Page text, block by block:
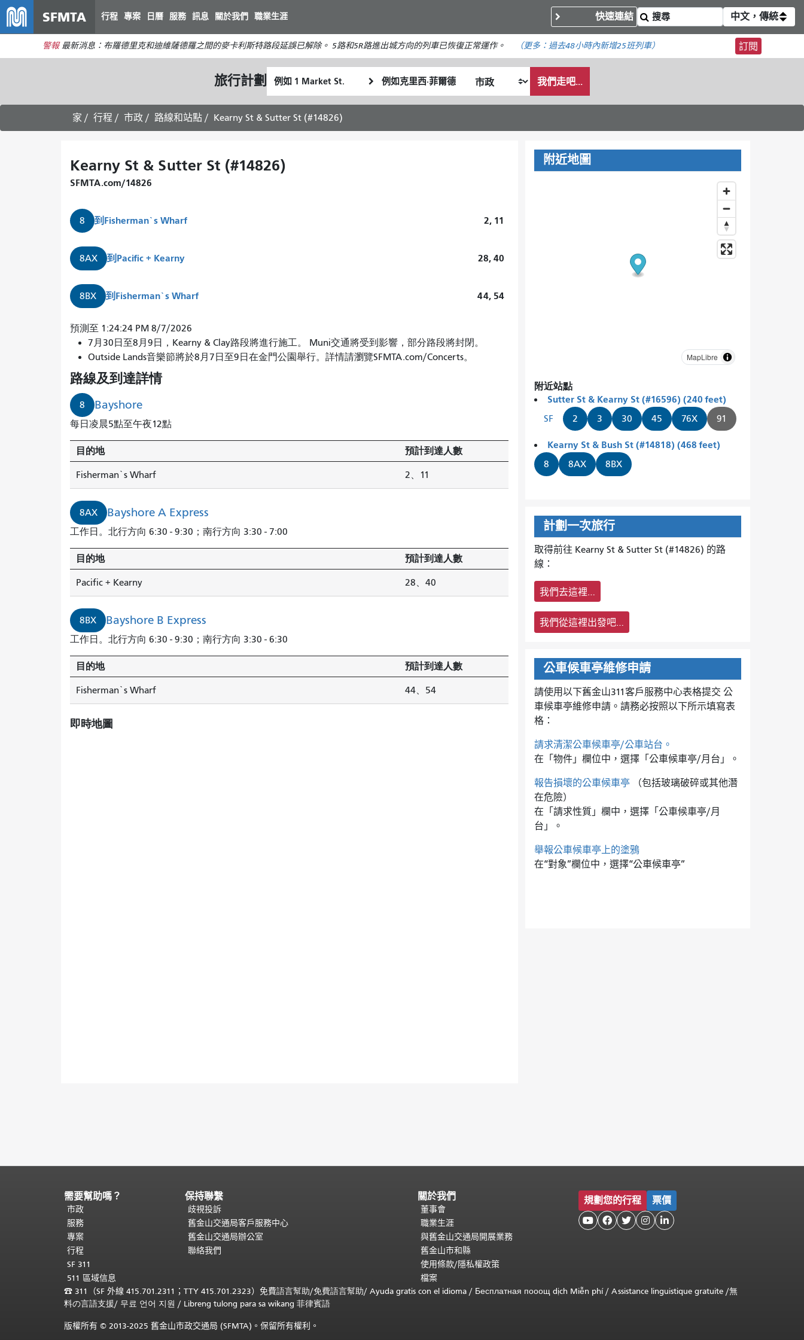
主
要
內
容
SFMTA 行程 專案 日曆 服務 訊息 關於我們 職業生涯 快速連結 中文，傳統
警報 最新消息：布羅德里克和迪維薩德羅之間的麥卡利斯特路段延誤已解除。 5路和5R路進出城方向的列車已恢復正常運作。 （更多： 過去48小時內新增25班列車） 訂閱
旅行計劃
起
始
位
置
終
點
位
我
希
的
我們走吧...
家 行程 市政 路線和站點 Kearny St & Sutter St (#14826)
Kearny St & Sutter St (#14826)
SFMTA.com/14826
8 到 Fisherman`s Wharf 2, 11
8AX 到 Pacific + Kearny 28, 40
8BX 到 Fisherman`s Wharf 44, 54
8
號
海
濱
巴
士
將
在
2
分
鐘
後
到
達。
預測至 1:24:24 PM 8/7/2026
7月30日至8月9日，Kearny & Clay路段將進行施工。 Muni交通將受到影響，部分路段將封閉。
Outside Lands音樂節將於8月7日至9日在金門公園舉行。詳情請瀏覽SFMTA.com/Concerts。
路線及到達詳情
8 Bayshore
每日凌晨5點至午夜12點
目的地 預計到達人數
Fisherman`s Wharf 2、11
8AX Bayshore A Express
工作日。北行方向 6:30 - 9:30；南行方向 3:30 - 7:00
目的地 預計到達人數
Pacific + Kearny 28、40
8BX Bayshore B Express
工作日。北行方向 6:30 - 9:30；南行方向 3:30 - 6:30
目的地 預計到達人數
Fisherman`s Wharf 44、54
即時地圖
附近地圖
MapLibre
附近站點
Sutter St & Kearny St (#16596) (240 feet)
SF 2 3 30 45 76X 91
Kearny St & Bush St (#14818) (468 feet)
8 8AX 8BX
計劃一次旅行
取得前往 Kearny St & Sutter St (#14826) 的路
線：
我們去這裡…
我們從這裡出發吧…
公車候車亭維修申請
請使用以下舊金山311客戶服務中心表格提交 公
車候車亭維修申請。請務必按照以下所示填寫表
格：
請求清潔公車候車亭/公車站台。
在「物件」欄位中，選擇「公車候車亭/月台」。
報告損壞的公車候車亭 （包括玻璃破碎或其他潛
在危險）
在「請求性質」欄中，選擇「公車候車亭/月
台」。
舉報公車候車亭上的塗鴉
在“對象”欄位中，選擇“公車候車亭”
頁
面
內
容
結
束。本
餘
內
容
需要幫助嗎？
市政
服務
專案
行程
SF 311
511 區域信息
保持聯繫
歧視投訴
舊金山交通局客戶服務中心
舊金山交通局辦公室
聯絡我們
關於我們
董事會
職業生涯
與舊金山交通局開展業務
舊金山市和縣
使用條款/隱私權政策
檔案
規劃您的行程 票價
    
☎ 311（SF 外線 415.701.2311；TTY 415.701.2323）免費語言幫助/免費語言幫助/ Ayuda gratis con el idioma / Бесплатная пооощ dịch Miễn phí/ Assistance linguistique gratuite /無
料の言語支援/ 무료 언어 지원 / Libreng tulong para sa wikang 菲律賓語
版權所有 © 2013-2025 舊金山市政交通局 (SFMTA)。保留所有權利。